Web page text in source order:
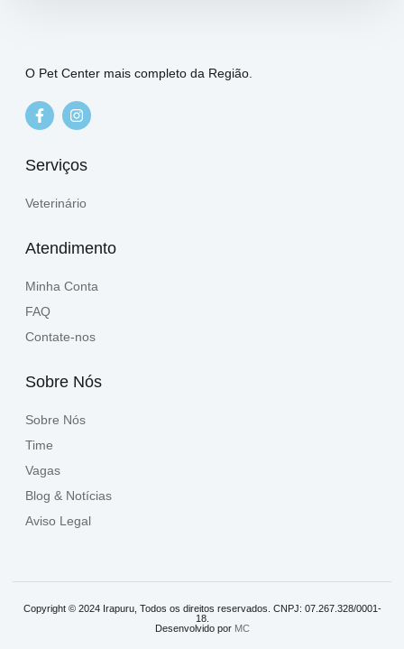
O Pet Center mais completo da Região.
Serviços
Veterinário
Atendimento
Minha Conta
FAQ
Contate-nos
Sobre Nós
Sobre Nós
Time
Vagas
Blog & Notícias
Aviso Legal
Copyright © 2024 Irapuru, Todos os direitos reservados. CNPJ: 07.267.328/0001-
18.
Desenvolvido por MC